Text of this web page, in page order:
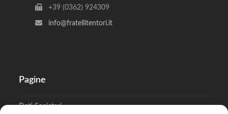
+39 (0362) 924309
info@fratellitentori.it
Pagine
Dati Societari